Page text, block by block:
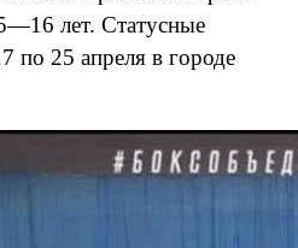
лет. Статусные
по 25 апреля в городе